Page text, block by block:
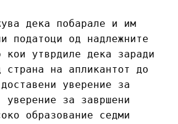
дека побарале и им
податоци од надлежните
кои утврдиле дека заради
страна на апликантот до
уверение за
уверение за завршени
образование седми